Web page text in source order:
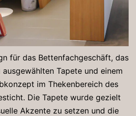
für das Bettenfachgeschäft, das
Tapete und einem
im Thekenbereich des
Die Tapete wurde gezielt
Akzente zu setzen und die